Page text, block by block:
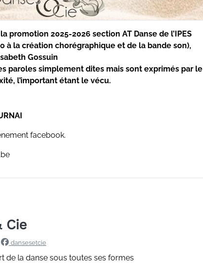
promotion 2025-2026 section AT Danse de l’IPES
à la création chorégraphique et de la bande son),
Gossuin
paroles simplement dites mais sont exprimés par le
l’important étant le vécu.
facebook.
Cie
dansesetcie
de la danse sous toutes ses formes